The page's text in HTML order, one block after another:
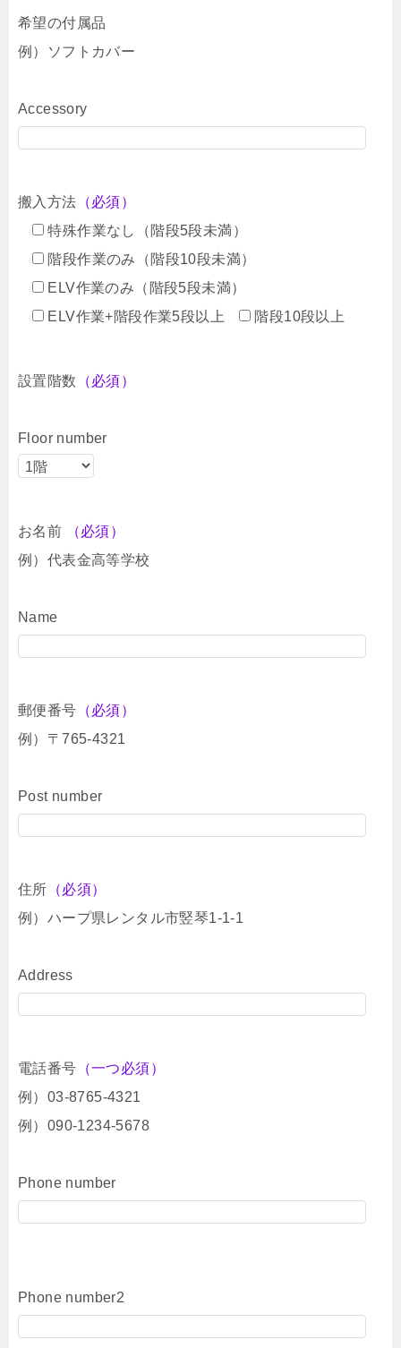
希望の付属品
例）ソフトカバー
Accessory
搬入方法 （必須）
特殊作業なし（階段5段未満）
階段作業のみ（階段10段未満）
ELV作業のみ（階段5段未満）
ELV作業+階段作業5段以上
階段10段以上
設置階数 （必須）
Floor number
お名前
（必須）
例）代表金高等学校
Name
郵便番号 （必須）
例）〒765-4321
Post number
住所 （必須）
例）ハープ県レンタル市竪琴1-1-1
Address
電話番号 （一つ必須）
例）03-8765-4321
例）090-1234-5678
Phone number
Phone number2